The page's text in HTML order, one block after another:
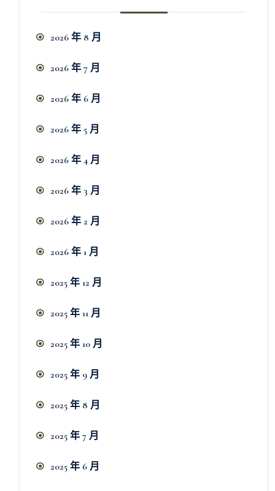
2026 年 8 月
2026 年 7 月
2026 年 6 月
2026 年 5 月
2026 年 4 月
2026 年 3 月
2026 年 2 月
2026 年 1 月
2025 年 12 月
2025 年 11 月
2025 年 10 月
2025 年 9 月
2025 年 8 月
2025 年 7 月
2025 年 6 月